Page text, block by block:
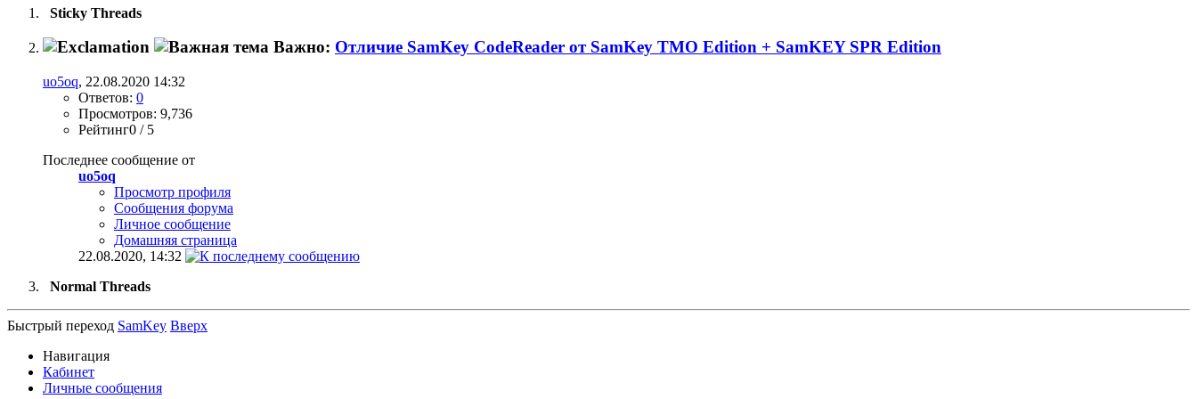
Sticky Threads
Важно: Отличие SamKey CodeReader от SamKey TMO Edition + SamKEY SPR Edition
uo5oq, 22.08.2020 14:32
Ответов: 0
Просмотров: 9,736
Рейтинг0 / 5
Последнее сообщение от
uo5oq
Просмотр профиля
Сообщения форума
Личное сообщение
Домашняя страница
22.08.2020, 14:32
Normal Threads
Быстрый переход SamKey Вверх
Навигация
Кабинет
Личные сообщения